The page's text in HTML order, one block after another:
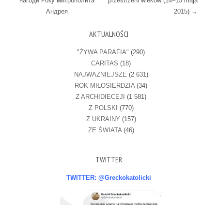
Андрея
2015) →
AKTUALNOŚCI
"ŻYWA PARAFIA" (290)
CARITAS (18)
NAJWAŻNIEJSZE (2 631)
ROK MIŁOSIERDZIA (34)
Z ARCHIDIECEJI (1 581)
Z POLSKI (770)
Z UKRAINY (157)
ZE ŚWIATA(46)
TWITTER
TWITTER: @Greckokatolicki